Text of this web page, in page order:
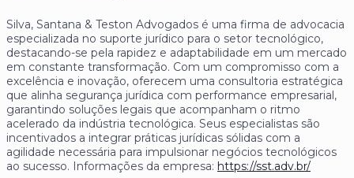
Silva, Santana & Teston Advogados é uma firma de advocacia
especializada no suporte jurídico para o setor tecnológico,
destacando-se pela rapidez e adaptabilidade em um mercado
em constante transformação. Com um compromisso com a
excelência e inovação, oferecem uma consultoria estratégica
que alinha segurança jurídica com performance empresarial,
garantindo soluções legais que acompanham o ritmo
acelerado da indústria tecnológica. Seus especialistas são
incentivados a integrar práticas jurídicas sólidas com a
agilidade necessária para impulsionar negócios tecnológicos
ao sucesso. Informações da empresa: https://sst.adv.br/